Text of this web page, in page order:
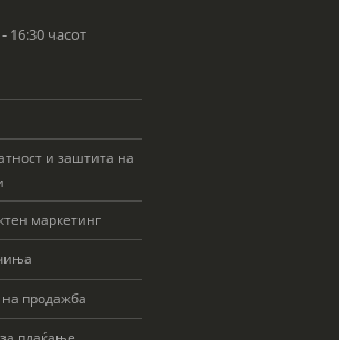
16:30 часот
и заштита на
маркетинг
продажба